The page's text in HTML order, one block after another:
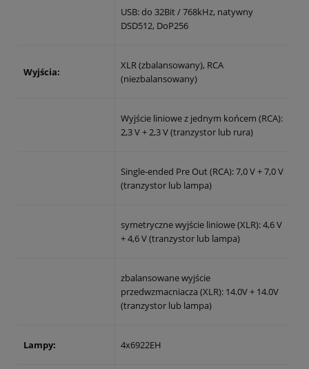
USB: do 32Bit / 768kHz, natywny
DSD512, DoP256
Wyjścia:
XLR (zbalansowany), RCA
(niezbalansowany)
Wyjście liniowe z jednym końcem (RCA):
2,3 V + 2,3 V (tranzystor lub rura)
Single-ended Pre Out (RCA): 7,0 V + 7,0 V
(tranzystor lub lampa)
symetryczne wyjście liniowe (XLR): 4,6 V
+ 4,6 V (tranzystor lub lampa)
zbalansowane wyjście
przedwzmacniacza (XLR): 14.0V + 14.0V
(tranzystor lub lampa)
Lampy: 4x6922EH